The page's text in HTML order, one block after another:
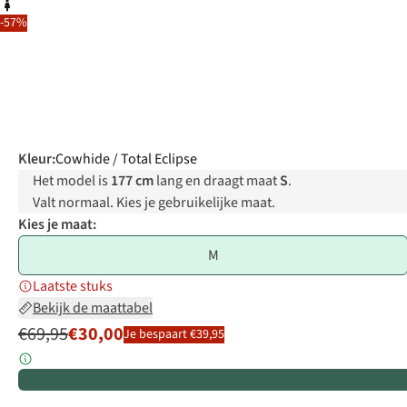
-57%
Kleur:Cowhide / Total Eclipse
Het model is 177 cmlang en draagt maatS.
Valt normaal. Kies je gebruikelijke maat.
Kies je maat:
M
Laatste stuks
Bekijk de maattabel
€69,95€30,00Je bespaart €39,95